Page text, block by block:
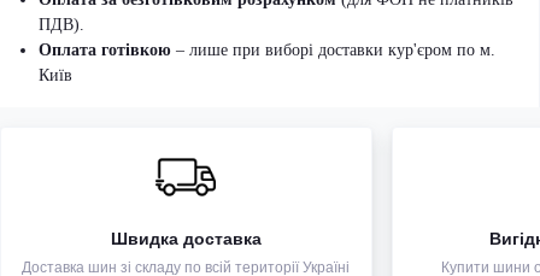
ПДВ).
Оплата готівкою – лише при виборі доставки кур'єром по м.
Київ
Швидка доставка
Доставка шин зі складу по всій території Україні Купити шини